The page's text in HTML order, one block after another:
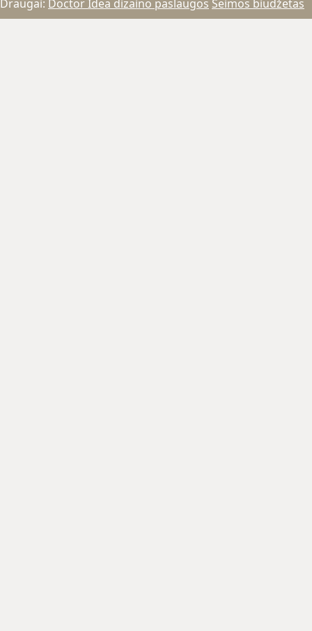
Draugai: Doctor Idea dizaino paslaugos Šeimos biudžetas